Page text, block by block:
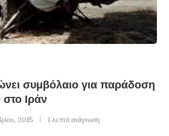
συμβόλαιο για παράδοση
Ιράν
2015 1 λεπτά ανάγνωση